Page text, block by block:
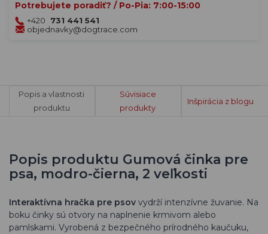
Potrebujete poradiť? / Po-Pia: 7:00-15:00
+420
731 441 541
objednavky@dogtrace.com
Popis a vlastnosti
produktu
Súvisiace
produkty
Inšpirácia z blogu
Popis produktu Gumová činka pre
psa, modro-čierna, 2 veľkosti
Interaktívna hračka pre psov vydrží intenzívne žuvanie. Na
boku činky sú otvory na naplnenie krmivom alebo
pamlskami. Vyrobená z bezpečného prírodného kaučuku,